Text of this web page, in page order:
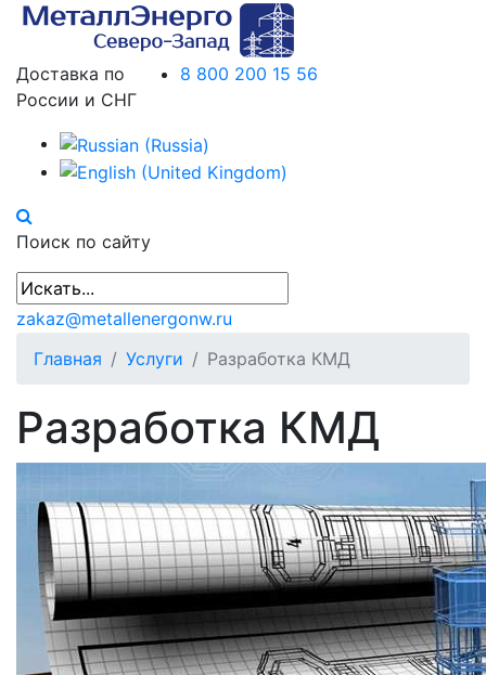
Доставка по
России и СНГ
8 800 200 15 56
Поиск по сайту
zakaz@metallenergonw.ru
Главная
Услуги Разработка КМД
Разработка КМД